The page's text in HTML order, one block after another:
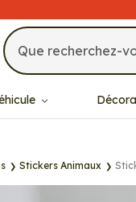
Déco
Stickers Animaux